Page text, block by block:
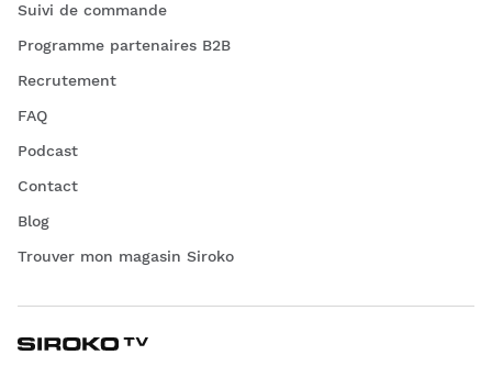
Suivi de commande
Programme partenaires B2B
Recrutement
FAQ
Podcast
Contact
Blog
Trouver mon magasin Siroko